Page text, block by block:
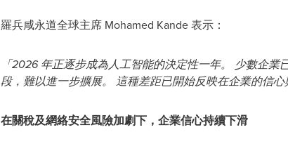
羅兵咸永道全球主席 Mohamed Kande 表示：
「2026 年正逐步成為人工智能的決定性一年。 少數企
段，難以進一步擴展。 這種差距已開始反映在企業的信
在關稅及網絡安全風險加劇下，企業信心持續下滑